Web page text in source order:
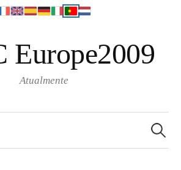
Europe2009
Atualmente
e
a